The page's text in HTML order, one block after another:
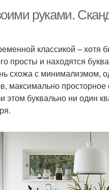
руками.
классикой – хотя
просты и находятся
схожа с минимализмом,
максимально
этом буквально ни один